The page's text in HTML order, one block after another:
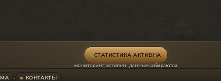
СТАТИСТИКА АКТИВНА
мониторинг активен · данные собираются
КОНТАКТЫ